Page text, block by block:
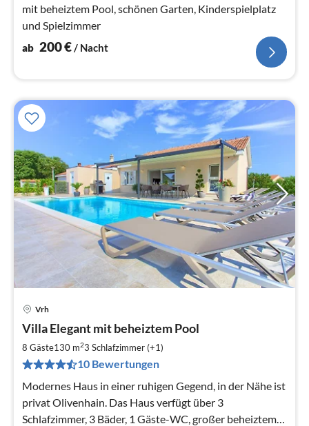
mit beheiztem Pool, schönen Garten, Kinderspielplatz
und Spielzimmer
ab 200€/ Nacht
Vrh
Villa Elegant mit beheiztem Pool
8 Gäste130 m23 Schlafzimmer (+1)
10 Bewertungen
Modernes Haus in einer ruhigen Gegend, in der Nähe ist
privat Olivenhain. Das Haus verfügt über 3
Schlafzimmer, 3 Bäder, 1 Gäste-WC, großer beheiztem